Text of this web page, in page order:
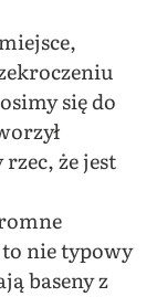
się do
że jest
to nie typowy
baseny z